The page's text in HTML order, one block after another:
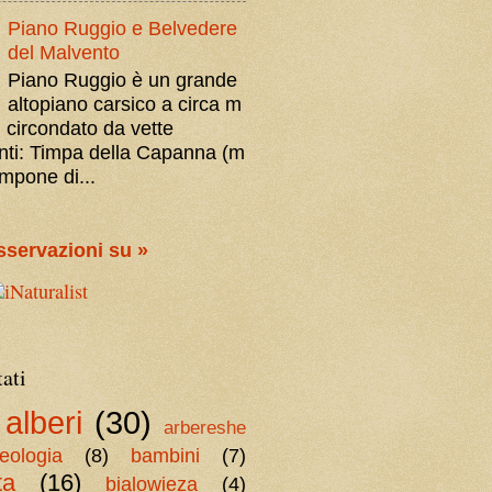
Piano Ruggio e Belvedere
del Malvento
Piano Ruggio è un grande
altopiano carsico a circa m
circondato da vette
Timpa della Capanna (m
di...
su »
alberi (30) arbereshe
(8) bambini (7)
(16) bialowieza (4)